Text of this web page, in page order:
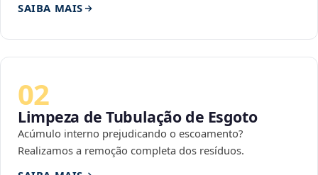
SAIBA MAIS
02
Limpeza de Tubulação de Esgoto
Acúmulo interno prejudicando o escoamento?
Realizamos a remoção completa dos resíduos.